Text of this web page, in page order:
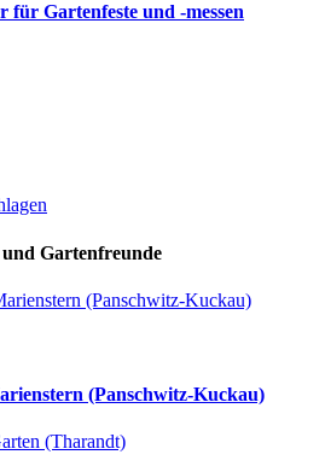
für Gartenfeste und -messen
Gartenfreunde
(Panschwitz-Kuckau)